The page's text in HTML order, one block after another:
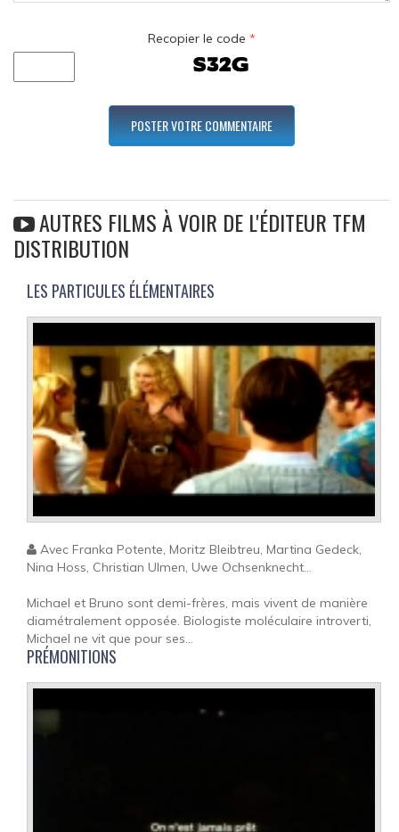
Recopier le code *
AUTRES FILMS À VOIR DE L'ÉDITEUR TFM
DISTRIBUTION
LES PARTICULES ÉLÉMENTAIRES
Avec Franka Potente, Moritz Bleibtreu, Martina Gedeck,
Nina Hoss, Christian Ulmen, Uwe Ochsenknecht...
Michael et Bruno sont demi-frères, mais vivent de manière
diamétralement opposée. Biologiste moléculaire introverti,
Michael ne vit que pour ses...
PRÉMONITIONS